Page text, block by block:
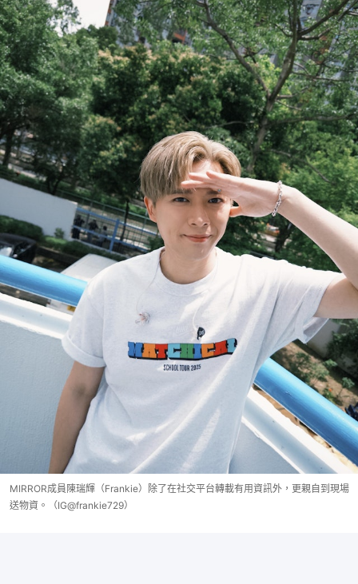
MIRROR成員陳瑞輝（Frankie）除了在社交平台轉載有用資訊外，更親自到現場
送物資。（IG@frankie729）